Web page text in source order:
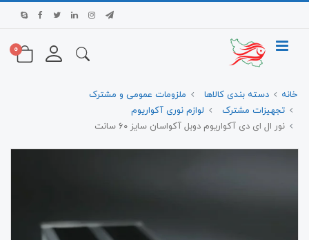
0
خانه دسته بندی کالاها
ملزومات عمومی و مشترک
تجهیزات مشترک
لوازم نوری آکواریوم
نور ال ای دی آکواریوم دوبل آکواسان سایز ۶۰ سانت